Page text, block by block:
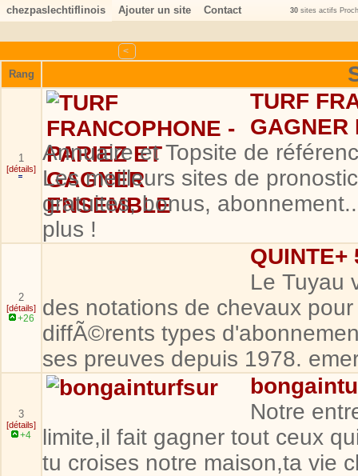
chezpaslechtiflinois Ajouter un site Contact 30 sites actifs
<
Rang
1
[détails]
TURF
GAGNER
Annuaire et Topsite de
Les meilleurs sites de
gratuites, bonus,
plus !
2
[détails]
+26
QUINTE+
Le Tuyau
des notations de chevaux
diffÃ©rents types
ses preuves depuis 1978.
3
[détails]
+4
Notre
limite,il fait gagner tout ceux
tu croises notre maison,ta vie